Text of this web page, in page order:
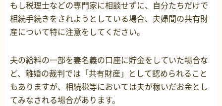
もし税理士などの専門家に相談せずに、自分たちだけで
相続手続きをされようとしている場合、夫婦間の共有財
産について特に注意をしてください。
夫の給料の一部を妻名義の口座に貯金をしていた場合な
ど、離婚の裁判では「共有財産」として認められること
もありますが、相続税等においては夫が稼いだお金とし
てみなされる場合があります。